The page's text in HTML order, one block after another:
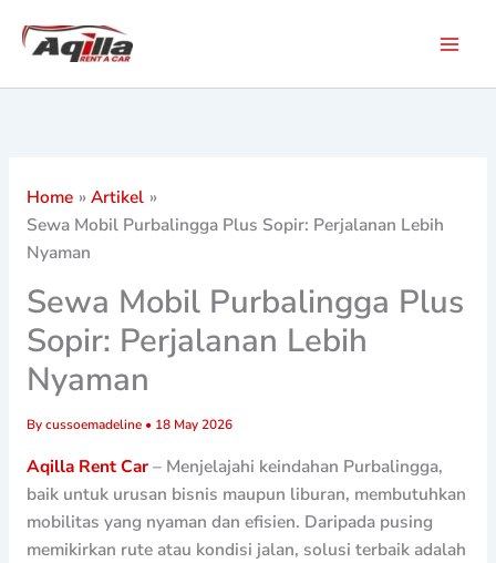
Home
Artikel
Sewa Mobil Purbalingga Plus Sopir: Perjalanan Lebih
Nyaman
Sewa Mobil Purbalingga Plus
Sopir: Perjalanan Lebih
Nyaman
Bycussoemadeline • 18 May 2026
Aqilla Rent Car– Menjelajahi keindahan Purbalingga,
baik untuk urusan bisnis maupun liburan, membutuhkan
mobilitas yang nyaman dan efisien. Daripada pusing
memikirkan rute atau kondisi jalan, solusi terbaik adalah